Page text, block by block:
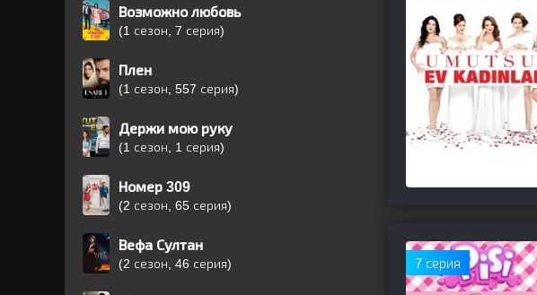
7 серия
Возможно любовь
(1 сезон, 7 серия)
Плен
(1 сезон, 557 серия)
Держи мою руку
(1 сезон, 1 серия)
Номер 309
(2 сезон, 65 серия)
Вефа Султан
(2 сезон, 46 серия)